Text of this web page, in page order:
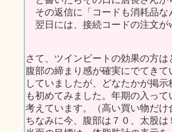
その返信に「コードも消耗品な
翌日には、接続コードの注文が
さて、ツインビートの効果の方
腹部の締まり感が確実にでてき
していましたが、どなたかが掲
も初めてみました。年期の入っ
考えています。（高い買い物だ
ちなみに今、腹部は７０、太股